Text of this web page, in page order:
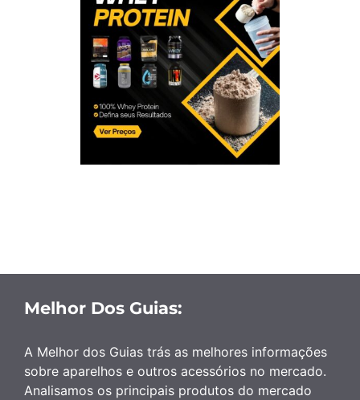
Melhor Dos Guias:
A Melhor dos Guias trás as melhores informações
sobre aparelhos e outros acessórios no mercado.
Analisamos os principais produtos do mercado